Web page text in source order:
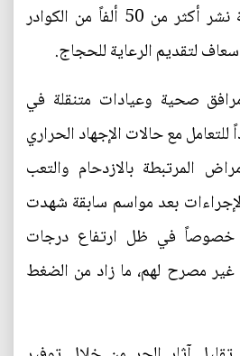
وزارة الصحة السعودية نشر أكثر من 50 ألفاً من الكوادر
صحية وعيادات متنقلة في
للتعامل مع حالات الإجهاد الحراري
المرتبطة بالازدحام والتعب
بعد مواسم سابقة شهدت
خصوصاً في ظل ارتفاع درجات
مصرح لهم، ما زاد من الضغط